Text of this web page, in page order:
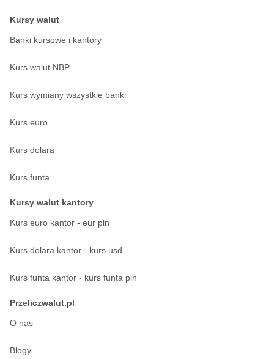
Kursy walut
Banki kursowe i kantory
Kurs walut NBP
Kurs wymiany wszystkie banki
Kurs euro
Kurs dolara
Kurs funta
Kursy walut kantory
Kurs euro kantor - eur pln
Kurs dolara kantor - kurs usd
Kurs funta kantor - kurs funta pln
Przeliczwalut.pl
O nas
Blogy